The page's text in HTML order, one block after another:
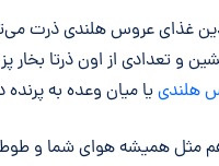
غذای عروس هلندی ذرت
و تعدادی از اون ذرتا بخار
هلندییا میان وعده به
مثل همیشه هوای شما و